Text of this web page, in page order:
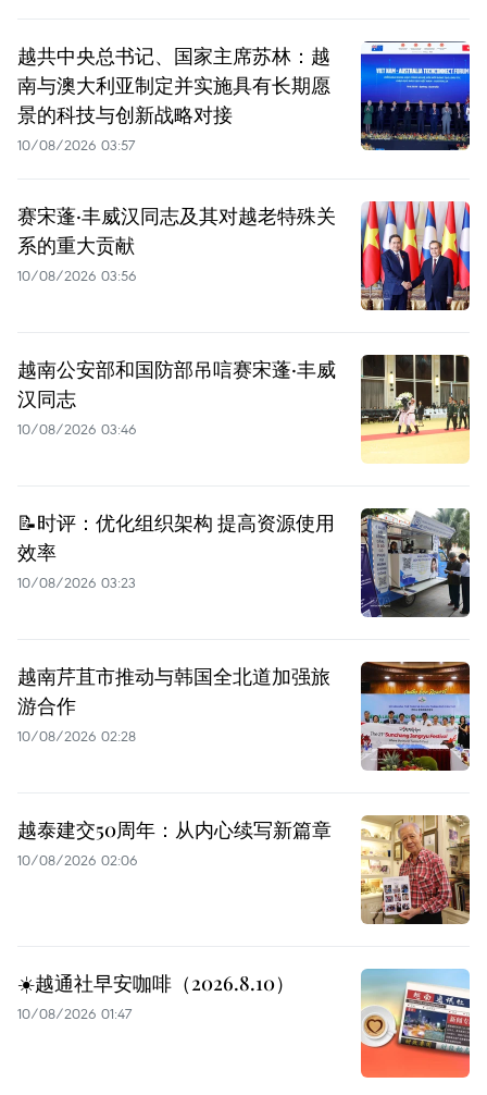
越共中央总书记、国家主席苏林：越
南与澳大利亚制定并实施具有长期愿
景的科技与创新战略对接
10/08/2026 03:57
赛宋蓬·丰威汉同志及其对越老特殊关
系的重大贡献
10/08/2026 03:56
越南公安部和国防部吊唁赛宋蓬·丰威
汉同志
10/08/2026 03:46
📝时评：优化组织架构 提高资源使用
效率
10/08/2026 03:23
越南芹苴市推动与韩国全北道加强旅
游合作
10/08/2026 02:28
越泰建交50周年：从内心续写新篇章
10/08/2026 02:06
☀️越通社早安咖啡（2026.8.10）
10/08/2026 01:47